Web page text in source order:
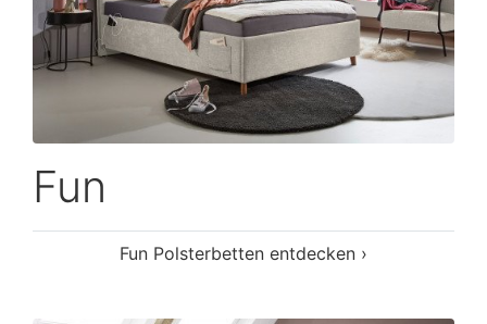
Fun
Fun Polsterbetten entdecken ›